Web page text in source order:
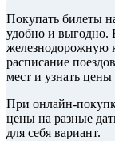
Покупать билеты
удобно и выгодно.
железнодорожную
расписание
мест и узнать
При онлайн-
цены на разные
для себя вариант.